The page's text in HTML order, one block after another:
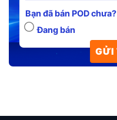
Bạn đã bán POD chưa?
Đang bán